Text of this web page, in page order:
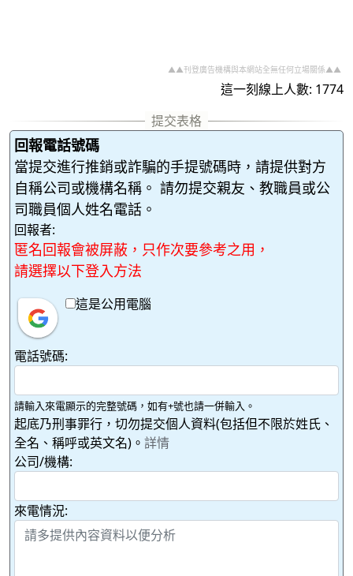
▲▲刊登廣告機構與本網站全無任何立場關係▲▲
這一刻線上人數: 1774
回報電話號碼
當提交進行推銷或詐騙的手提號碼時，請提供對方
自稱公司或機構名稱。 請勿提交親友、教職員或公
司職員個人姓名電話。
回報者:
匿名回報會被屏蔽，只作次要參考之用，
請選擇以下登入方法
這是公用電腦
電話號碼:
請輸入來電顯示的完整號碼，如有+號也請一併輸入。
起底乃刑事罪行，切勿提交個人資料(包括但不限於姓氏、
全名、稱呼或英文名)。 詳情
公司/機構:
來電情況: